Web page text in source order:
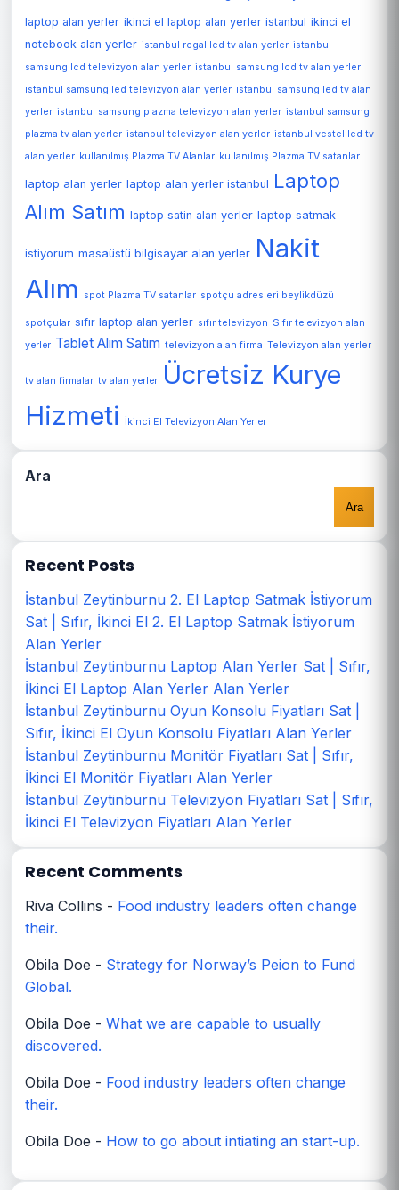
laptop alan yerler ikinci el laptop alan yerler istanbul ikinci el
notebook alan yerler istanbul regal led tv alan yerler istanbul
samsung lcd televizyon alan yerler istanbul samsung lcd tv alan yerler
istanbul samsung led televizyon alan yerler istanbul samsung led tv alan
yerler istanbul samsung plazma televizyon alan yerler istanbul samsung
plazma tv alan yerler istanbul televizyon alan yerler istanbul vestel led tv
alan yerler kullanılmış Plazma TV Alanlar kullanılmış Plazma TV satanlar
laptop alan yerler laptop alan yerler istanbul Laptop
Alım Satım laptop satin alan yerler laptop satmak
istiyorum masaüstü bilgisayar alan yerler Nakit
Alım
spot Plazma TV satanlar spotçu adresleri beylikdüzü
spotçular sıfır laptop alan yerler sıfır televizyon Sıfır televizyon alan
yerler Tablet Alım Satım televizyon alan firma Televizyon alan yerler
tv alan firmalar tv alan yerler
Ücretsiz Kurye
Hizmeti
İkinci El Televizyon Alan Yerler
Ara
Ara
Recent Posts
İstanbul Zeytinburnu 2. El Laptop Satmak İstiyorum
Sat | Sıfır, İkinci El 2. El Laptop Satmak İstiyorum
Alan Yerler
İstanbul Zeytinburnu Laptop Alan Yerler Sat | Sıfır,
İkinci El Laptop Alan Yerler Alan Yerler
İstanbul Zeytinburnu Oyun Konsolu Fiyatları Sat |
Sıfır, İkinci El Oyun Konsolu Fiyatları Alan Yerler
İstanbul Zeytinburnu Monitör Fiyatları Sat | Sıfır,
İkinci El Monitör Fiyatları Alan Yerler
İstanbul Zeytinburnu Televizyon Fiyatları Sat | Sıfır,
İkinci El Televizyon Fiyatları Alan Yerler
Recent Comments
Riva Collins - Food industry leaders often change
their.
Obila Doe - Strategy for Norway’s Peion to Fund
Global.
Obila Doe - What we are capable to usually
discovered.
Obila Doe - Food industry leaders often change
their.
Obila Doe - How to go about intiating an start-up.